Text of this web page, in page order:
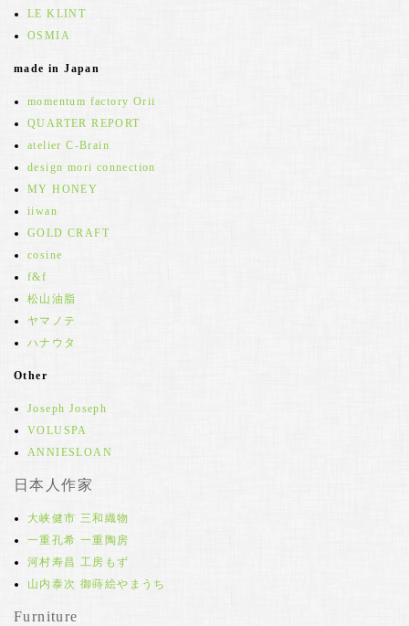
LE KLINT
OSMIA
made in Japan
momentum factory Orii
QUARTER REPORT
atelier C-Brain
design mori connection
MY HONEY
iiwan
GOLD CRAFT
cosine
f&f
松山油脂
ヤマノテ
ハナウタ
Other
Joseph Joseph
VOLUSPA
ANNIESLOAN
日本人作家
大峡健市 三和織物
一重孔希 一重陶房
河村寿昌 工房もず
山内泰次 御蒔絵やまうち
Furniture